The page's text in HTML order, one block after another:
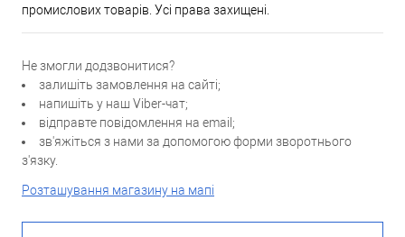
промислових товарів. Усі права захищені.
Не змогли додзвонитися?
залишіть замовлення на сайті;
напишіть у наш Viber-чат;
відправте повідомлення на email;
зв'яжіться з нами за допомогою форми зворотнього
з'язку.
Розташування магазину на мапі